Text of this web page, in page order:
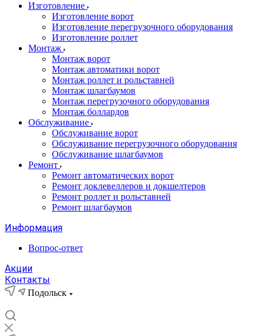
Изготовление
Изготовление ворот
Изготовление перегрузочного оборудования
Изготовление роллет
Монтаж
Монтаж ворот
Монтаж автоматики ворот
Монтаж роллет и рольставней
Монтаж шлагбаумов
Монтаж перегрузочного оборудования
Монтаж боллардов
Обслуживание
Обслуживание ворот
Обслуживание перегрузочного оборудования
Обслуживание шлагбаумов
Ремонт
Ремонт автоматических ворот
Ремонт доклевеллеров и докшелтеров
Ремонт роллет и рольставней
Ремонт шлагбаумов
Информация
Вопрос-ответ
Акции
Контакты
Подольск